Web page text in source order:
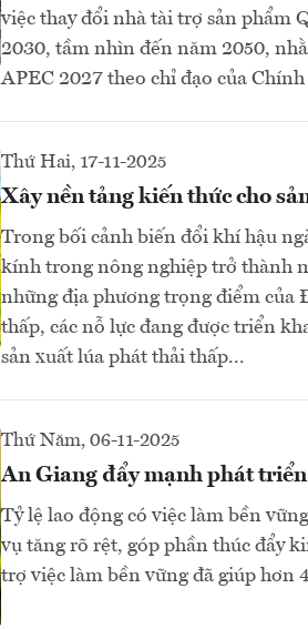
việc thay đổi nhà tài trợ sản phẩm
2030, tầm nhìn đến năm 2050,
APEC 2027 theo chỉ đạo của
Thứ Hai, 17-11-2025
Xây nền tảng kiến thức cho
Trong bối cảnh biến đổi khí hậu
kính trong nông nghiệp trở thành
những địa phương trọng điểm của
thấp, các nỗ lực đang được triển
sản xuất lúa phát thải thấp...
Thứ Năm, 06-11-2025
An Giang đẩy mạnh phát
Tỷ lệ lao động có việc làm bền
vụ tăng rõ rệt, góp phần thúc đẩy
trợ việc làm bền vững đã giúp